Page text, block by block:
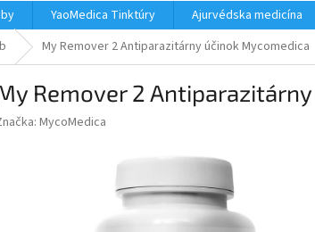
YaoMedica Tinktúry Ajurvédska medicína
My Remover 2 Antiparazitárny účinok Mycomedica
Remover 2
MycoMedica